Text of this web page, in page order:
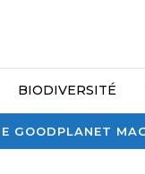
GOODPLANET
BIODIVERSITÉ